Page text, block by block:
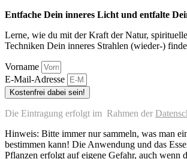
Entfache Dein inneres Licht und entfalte
Lerne, wie du mit der Kraft der Natur,
Techniken Dein inneres Strahlen (wieder-)
Vorname
E-Mail-Adresse
Kostenfrei dabei sein!
Die Eintragung erfolgt im Rahmen der
Hinweis: Bitte immer nur sammeln, was man
bestimmen kann! Die Anwendung und das
Pflanzen erfolgt auf eigene Gefahr, auch wenn